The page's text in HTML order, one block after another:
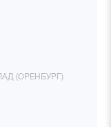
(ОРЕНБУРГ)